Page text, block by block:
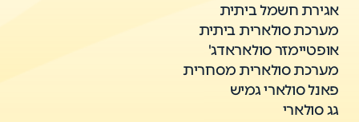
אגירת חשמל ביתית
מערכת סולארית ביתית
אופטיימזר סולאראדג'
מערכת סולארית מסחרית
פאנל סולארי גמיש
גג סולארי